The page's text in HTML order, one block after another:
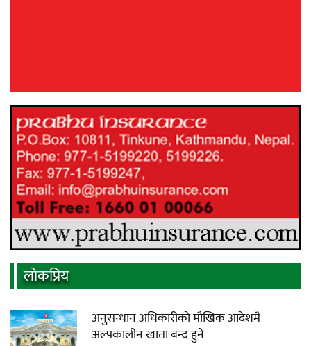
लाेकप्रिय
अनुसन्धान अधिकारीकाे माैखिक आदेशमै
अल्पकालीन खाता बन्द हुने